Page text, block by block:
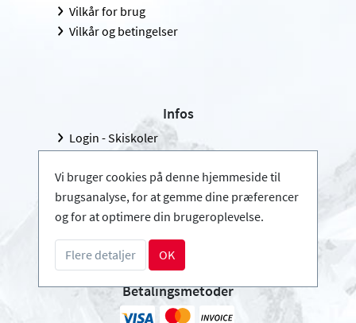
Vilkår for brug
Vilkår og betingelser
Infos
Login - Skiskoler
FAQ - Ofte stillede sprøgsmål
Download pressemappe
Betalingsmetoder
Vi bruger cookies på denne hjemmeside til
brugsanalyse, for at gemme dine præferencer
og for at optimere din brugeroplevelse.
Flere detaljer OK